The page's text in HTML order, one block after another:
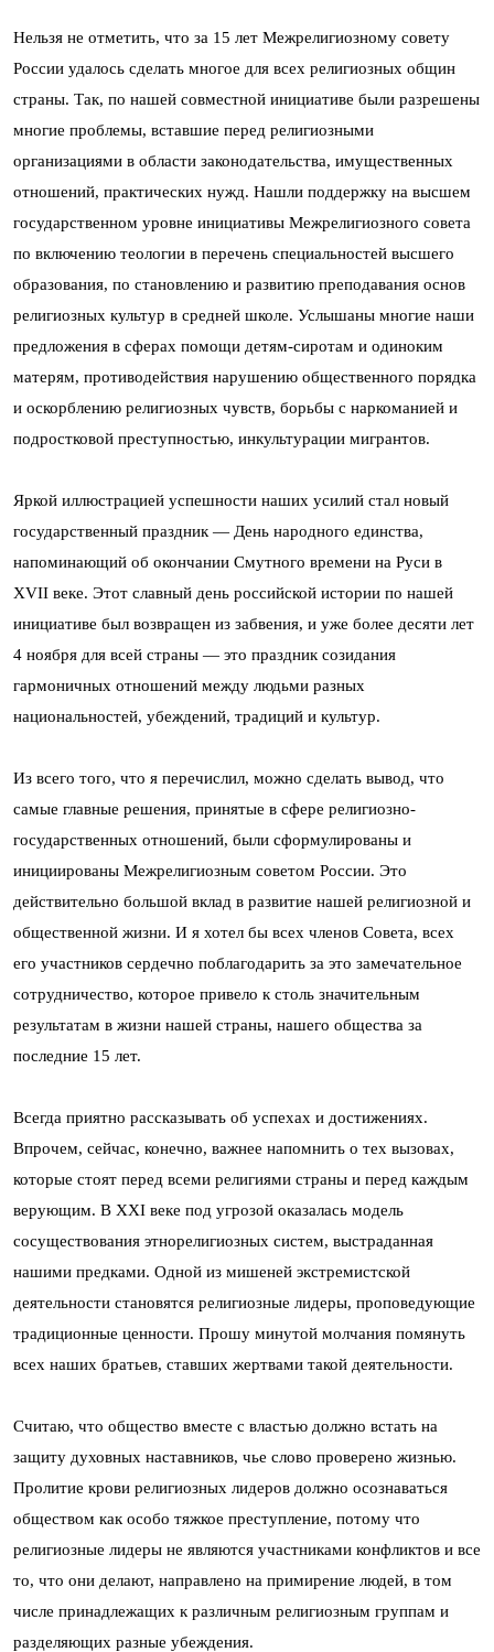
Нельзя не отметить, что за 15 лет Межрелигиозному совету
России удалось сделать многое для всех религиозных общин
страны. Так, по нашей совместной инициативе были разрешены
многие проблемы, вставшие перед религиозными
организациями в области законодательства, имущественных
отношений, практических нужд. Нашли поддержку на высшем
государственном уровне инициативы Межрелигиозного совета
по включению теологии в перечень специальностей высшего
образования, по становлению и развитию преподавания основ
религиозных культур в средней школе. Услышаны многие наши
предложения в сферах помощи детям-сиротам и одиноким
матерям, противодействия нарушению общественного порядка
и оскорблению религиозных чувств, борьбы с наркоманией и
подростковой преступностью, инкультурации мигрантов.
Яркой иллюстрацией успешности наших усилий стал новый
государственный праздник — День народного единства,
напоминающий об окончании Смутного времени на Руси в
XVII веке. Этот славный день российской истории по нашей
инициативе был возвращен из забвения, и уже более десяти лет
4 ноября для всей страны — это праздник созидания
гармоничных отношений между людьми разных
национальностей, убеждений, традиций и культур.
Из всего того, что я перечислил, можно сделать вывод, что
самые главные решения, принятые в сфере религиозно-
государственных отношений, были сформулированы и
инициированы Межрелигиозным советом России. Это
действительно большой вклад в развитие нашей религиозной и
общественной жизни. И я хотел бы всех членов Совета, всех
его участников сердечно поблагодарить за это замечательное
сотрудничество, которое привело к столь значительным
результатам в жизни нашей страны, нашего общества за
последние 15 лет.
Всегда приятно рассказывать об успехах и достижениях.
Впрочем, сейчас, конечно, важнее напомнить о тех вызовах,
которые стоят перед всеми религиями страны и перед каждым
верующим. В XXI веке под угрозой оказалась модель
сосуществования этнорелигиозных систем, выстраданная
нашими предками. Одной из мишеней экстремистской
деятельности становятся религиозные лидеры, проповедующие
традиционные ценности. Прошу минутой молчания помянуть
всех наших братьев, ставших жертвами такой деятельности.
Считаю, что общество вместе с властью должно встать на
защиту духовных наставников, чье слово проверено жизнью.
Пролитие крови религиозных лидеров должно осознаваться
обществом как особо тяжкое преступление, потому что
религиозные лидеры не являются участниками конфликтов и все
то, что они делают, направлено на примирение людей, в том
числе принадлежащих к различным религиозным группам и
разделяющих разные убеждения.